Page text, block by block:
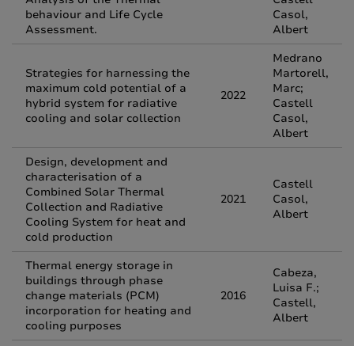
behaviour and Life Cycle
Assessment.
Casol,
Albert
Strategies for harnessing the
maximum cold potential of a
hybrid system for radiative
cooling and solar collection
2022
Medrano
Martorell,
Marc;
Castell
Casol,
Albert
Design, development and
characterisation of a
Combined Solar Thermal
Collection and Radiative
Cooling System for heat and
cold production
2021
Castell
Casol,
Albert
Thermal energy storage in
buildings through phase
change materials (PCM)
incorporation for heating and
cooling purposes
2016
Cabeza,
Luisa F.;
Castell,
Albert